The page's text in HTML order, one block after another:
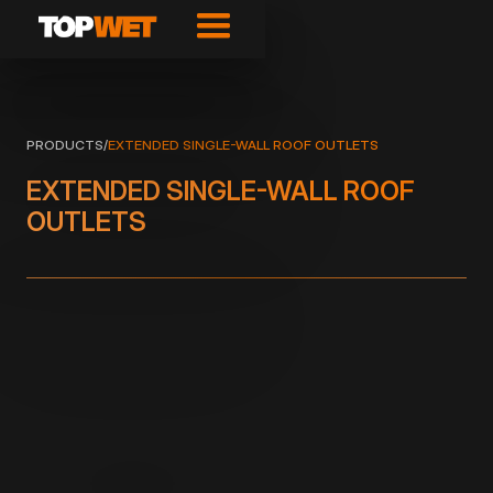
PRODUCTS/EXTENDED SINGLE-WALL ROOF OUTLETS
EXTENDED SINGLE-WALL ROOF
OUTLETS